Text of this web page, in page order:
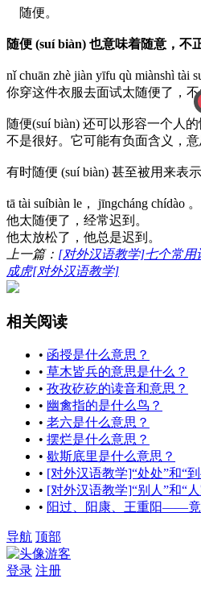
随便。
随便 (suí biàn) 也意味着随意，不
nǐ chuān zhè jiàn yīfu qù miànshì tài
你穿这件衣服去面试太随便了，
随便(suí biàn) 还可以形容一个人
不是很好。它可能有负面含义，
有时随便 (suí biàn) 甚至被用来表
tā tài suíbiàn le， jīngcháng chídào 。
他太随便了，经常迟到。
他太放松了，他总是迟到。
上一篇： [对外汉语教学]七个常用
成虎[对外汉语教学]
相关阅读
• 函授是什么意思？
• 草木皆兵的意思是什么？
• 孜孜矻矻的读音和意思？
• 幽禽指的是什么鸟？
• 老六是什么意思？
• 摆烂是什么意思？
• 歇斯底里是什么意思？
• [对外汉语教学]“处处”和“
• [对外汉语教学]“别人”和“
• 阳过、阳康、王重阳——
导航 顶部
游客
登录 注册